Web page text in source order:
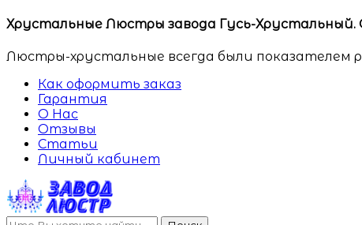
Хрустальные Люстры завода Гусь-
Люстры-хрустальные всегда были показателем
Как оформить заказ
Гарантия
О Нас
Отзывы
Статьи
Личный кабинет